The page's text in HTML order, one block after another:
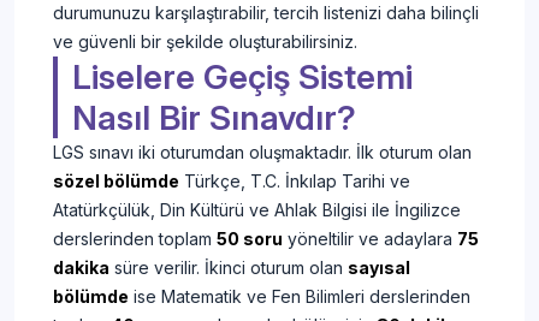
durumunuzu karşılaştırabilir, tercih listenizi daha bilinçli
ve güvenli bir şekilde oluşturabilirsiniz.
Liselere Geçiş Sistemi
Nasıl Bir Sınavdır?
LGS sınavı iki oturumdan oluşmaktadır. İlk oturum olan
sözel bölümde Türkçe, T.C. İnkılap Tarihi ve
Atatürkçülük, Din Kültürü ve Ahlak Bilgisi ile İngilizce
derslerinden toplam 50 soru yöneltilir ve adaylara 75
dakika süre verilir. İkinci oturum olan sayısal
bölümde ise Matematik ve Fen Bilimleri derslerinden